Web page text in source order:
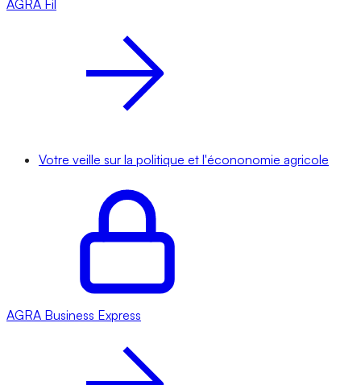
AGRA Fil
Votre veille sur la politique et l'écononomie agricole
AGRA Business Express